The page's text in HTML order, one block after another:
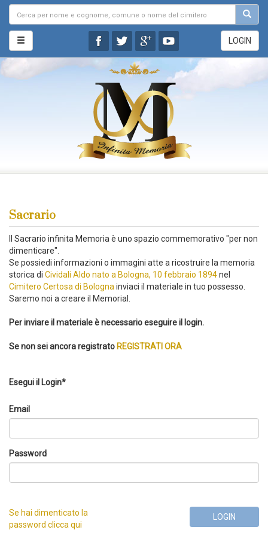
LOGIN
Sacrario
Il Sacrario infinita Memoria è uno spazio commemorativo "per non
dimenticare".
Se possiedi informazioni o immagini atte a ricostruire la memoria
storica di Cividali Aldo nato a Bologna, 10 febbraio 1894nel
Cimitero Certosa di Bologna inviaci il materiale in tuo possesso.
Saremo noi a creare il Memorial.
Per inviare il materiale è necessario eseguire il login.
Se non sei ancora registrato REGISTRATI ORA
Esegui il Login*
Email
Password
Se hai dimenticato la
password clicca qui
LOGIN